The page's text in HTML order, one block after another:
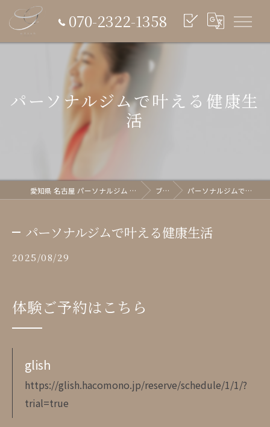
070-2322-1358
パーソナルジムで叶える健康生
活
愛知県 名古屋 パーソナルジム glish《グリッシュ》 ブログ パーソナルジムで叶える健康生活
パーソナルジムで叶える健康生活
2025/08/29
体験ご予約はこちら
glish
https://glish.hacomono.jp/reserve/schedule/1/1/?
trial=true